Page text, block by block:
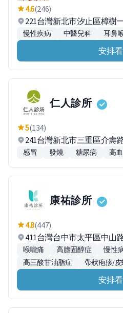
4.6(246)
221台灣新北市汐止區樟樹
慢性疾病 中醫兒科 耳鼻
安排
仁人診所
5(134)
241台灣新北市三重區介壽
感冒 發燒 糖尿病 高
康祐診所
4.8(447)
411台灣台中市太平區中山
喉嚨痛 高膽固醇症
慢性
高三酸甘油脂症
帶狀疱疹/
安排